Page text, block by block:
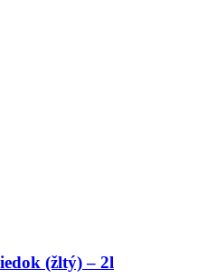
(žltý) – 2l